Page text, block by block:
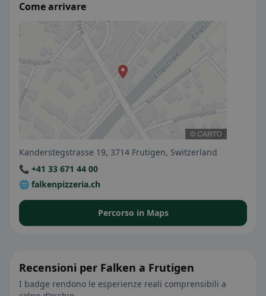
Come arrivare
Kanderstegstrasse 19, 3714 Frutigen, Switzerland
📞 +41 33 671 44 00
🌐 falkenpizzeria.ch
Percorso in Maps
Recensioni per Falken a Frutigen
I badge rendono le esperienze reali comprensibili a